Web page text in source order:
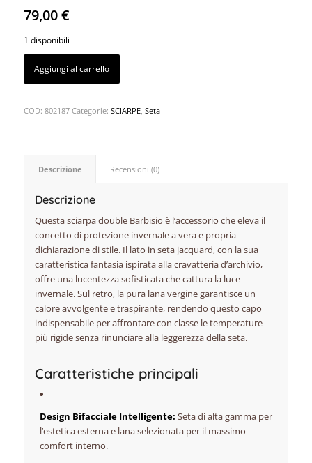
79,00€
1 disponibili
Aggiungi al carrello
COD: 802187 Categorie: SCIARPE, Seta
Descrizione Recensioni (0)
Descrizione
Questa sciarpa double Barbisio è l’accessorio che eleva il
concetto di protezione invernale a vera e propria
dichiarazione di stile. Il lato in seta jacquard, con la sua
caratteristica fantasia ispirata alla cravatteria d’archivio,
offre una lucentezza sofisticata che cattura la luce
invernale. Sul retro, la pura lana vergine garantisce un
calore avvolgente e traspirante, rendendo questo capo
indispensabile per affrontare con classe le temperature
più rigide senza rinunciare alla leggerezza della seta.
Caratteristiche principali
Design Bifacciale Intelligente: Seta di alta gamma per
l’estetica esterna e lana selezionata per il massimo
comfort interno.